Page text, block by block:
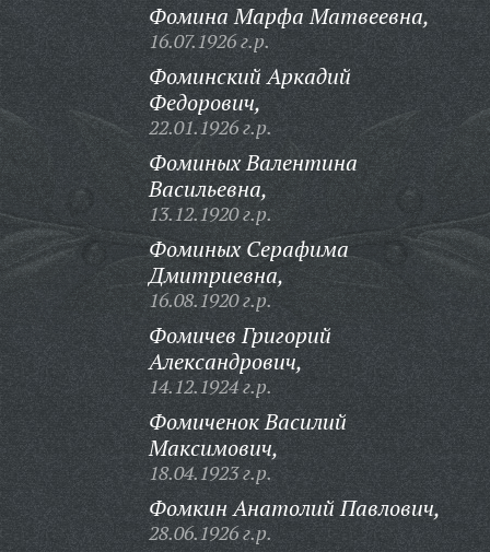
Фомина Марфа Матвеевна,
16.07.1926 г.р.
Фоминский Аркадий
Федорович,
22.01.1926 г.р.
Фоминых Валентина
Васильевна,
13.12.1920 г.р.
Фоминых Серафима
Дмитриевна,
16.08.1920 г.р.
Фомичев Григорий
Александрович,
14.12.1924 г.р.
Фомиченок Василий
Максимович,
18.04.1923 г.р.
Фомкин Анатолий Павлович,
28.06.1926 г.р.